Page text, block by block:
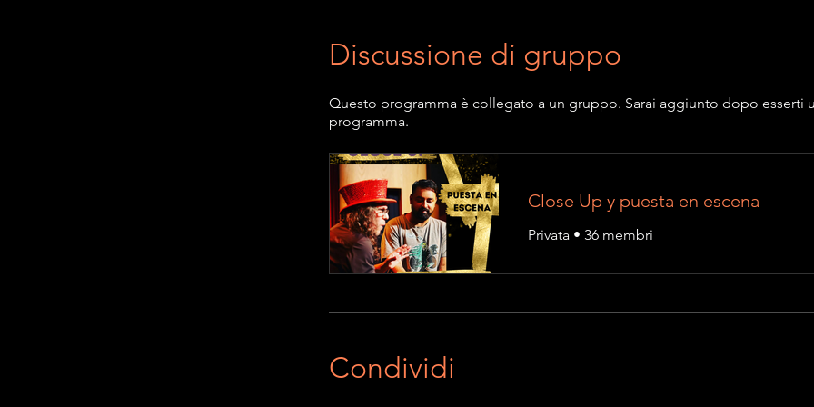
Discussione di gruppo
Questo programma è collegato a un gruppo. Sarai aggiunto dopo esserti
programma.
Close Up y puesta en escena
Privata • 36 membri
Condividi